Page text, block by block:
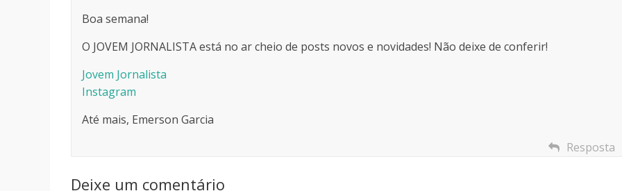
Boa semana!
O JOVEM JORNALISTA está no ar cheio de posts novos e novidades! Não deixe de conferir!
Jovem Jornalista
Instagram
Até mais, Emerson Garcia
Resposta
Deixe um comentário